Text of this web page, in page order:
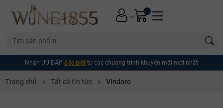
Nhận ƯU ĐÃI* đặc biệt từ các chương trình khuyến mãi mới nhất
Trang chủ Tất cả tin tức Vindoro